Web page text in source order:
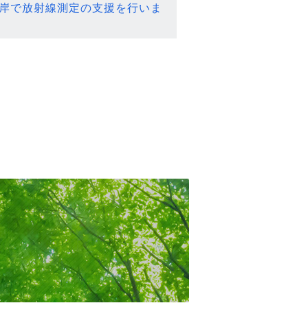
で放射線測定の支援を行いま